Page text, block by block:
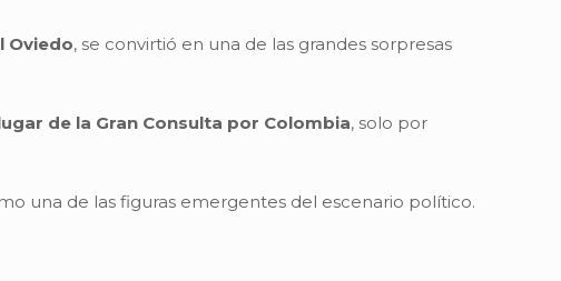
Oviedo, se convirtió en una de las grandes sorpresas
de la Gran Consulta por Colombia, solo por
una de las figuras emergentes del escenario político.